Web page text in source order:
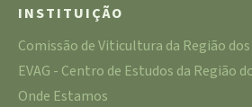
INSTITUIÇÃO
Comissão de Viticultura da Região
EVAG - Centro de Estudos da Região
Onde Estamos